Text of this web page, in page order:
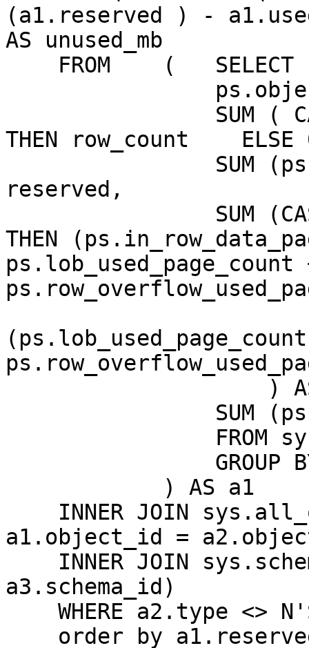
(a1.reserved ) -
AS unused_mb
THEN row_count
reserved,
THEN
ps.lob_used_page_count
a1.object_id =
a3.schema_id)